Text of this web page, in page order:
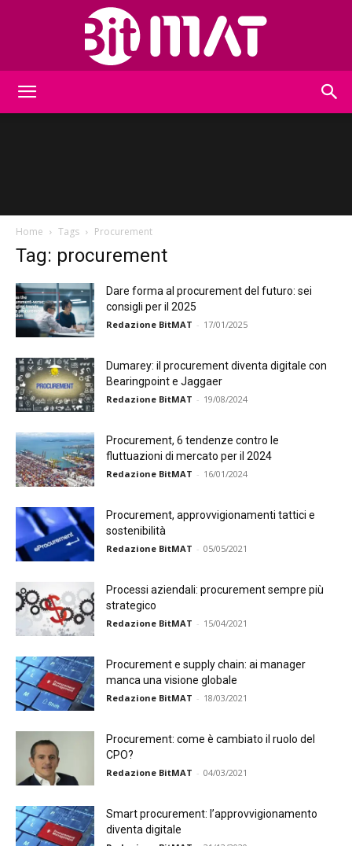
Home Tags Procurement
Tag: procurement
Dare forma al procurement del futuro: sei
consigli per il 2025
Redazione BitMAT - 17/01/2025
Dumarey: il procurement diventa digitale con
Bearingpoint e Jaggaer
Redazione BitMAT - 19/08/2024
Procurement, 6 tendenze contro le
fluttuazioni di mercato per il 2024
Redazione BitMAT - 16/01/2024
Procurement, approvvigionamenti tattici e
sostenibilità
Redazione BitMAT - 05/05/2021
Processi aziendali: procurement sempre più
strategico
Redazione BitMAT - 15/04/2021
Procurement e supply chain: ai manager
manca una visione globale
Redazione BitMAT - 18/03/2021
Procurement: come è cambiato il ruolo del
CPO?
Redazione BitMAT - 04/03/2021
Smart procurement: l’approvvigionamento
diventa digitale